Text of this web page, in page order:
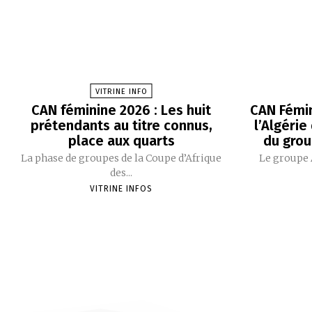
VITRINE INFO
CAN féminine 2026 : Les huit
prétendants au titre connus,
place aux quarts
La phase de groupes de la Coupe d’Afrique
des...
VITRINE INFOS
CAN
du
Le groupe